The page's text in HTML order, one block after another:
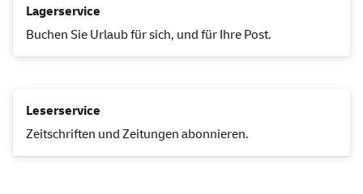
Lagerservice
Buchen Sie Urlaub für sich, und für Ihre Post.
Leserservice
Zeitschriften und Zeitungen abonnieren.